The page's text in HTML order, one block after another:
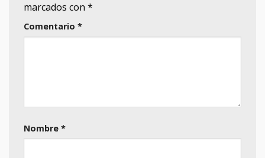
marcados con *
Comentario *
Nombre *